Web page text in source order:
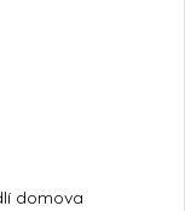
domova